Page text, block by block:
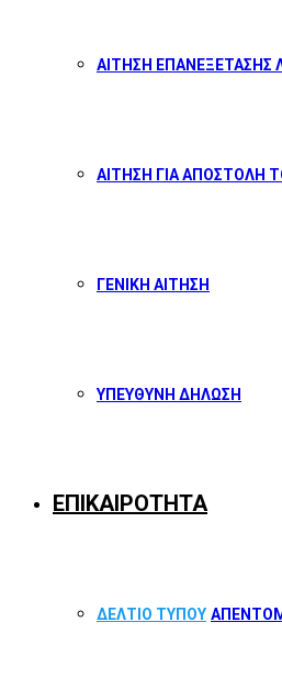
ΑΙΤΗΣΗ ΕΠΑΝΕΞΕΤΑΣΗΣ
ΑΙΤΗΣΗ ΓΙΑ ΑΠΟΣΤΟΛΗ
ΓΕΝΙΚΗ ΑΙΤΗΣΗ
ΥΠΕΥΘΥΝΗ ΔΗΛΩΣΗ
ΕΠΙΚΑΙΡΟΤΗΤΑ
ΔΕΛΤΙΟ ΤΥΠΟΥ